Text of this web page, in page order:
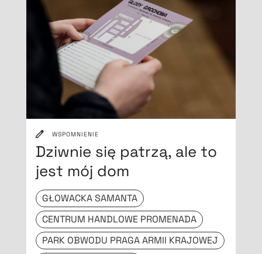
WSPOMNIENIE
Dziwnie się patrzą, ale to
jest mój dom
GŁOWACKA SAMANTA
CENTRUM HANDLOWE PROMENADA
PARK OBWODU PRAGA ARMII KRAJOWEJ